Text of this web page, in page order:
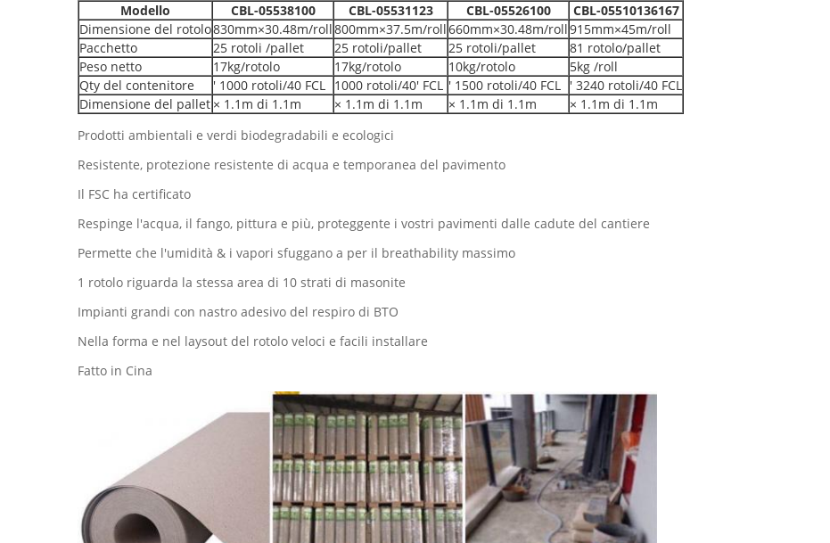
Modello
CBL-05538100 CBL-05531123 CBL-05526100
CBL-05510136167
Dimensione del rotolo830mm×30.48m/roll800mm×37.5m/roll660mm×30.48m/roll915mm×45m/roll
Pacchetto
25 rotoli /pallet 25 rotoli/pallet 25 rotoli/pallet
81 rotolo/pallet
Peso netto
17kg/rotolo 17kg/rotolo 10kg/rotolo
5kg /roll
Qty del contenitore
′ 1000 rotoli/40 FCL 1000 rotoli/40' FCL ′ 1500 rotoli/40 FCL ′ 3240 rotoli/40 FCL
Dimensione del pallet × 1.1m di 1.1m × 1.1m di 1.1m × 1.1m di 1.1m
× 1.1m di 1.1m
Prodotti ambientali e verdi biodegradabili e ecologici
Resistente, protezione resistente di acqua e temporanea del pavimento
Il FSC ha certificato
Respinge l'acqua, il fango, pittura e più, proteggente i vostri pavimenti dalle cadute del cantiere
Permette che l'umidità & i vapori sfuggano a per il breathability massimo
1 rotolo riguarda la stessa area di 10 strati di masonite
Impianti grandi con nastro adesivo del respiro di BTO
Nella forma e nel laysout del rotolo veloci e facili installare
Fatto in Cina